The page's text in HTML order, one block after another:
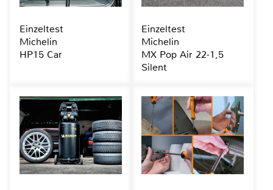
Einzeltest
Michelin
HP15 Car
Einzeltest
Michelin
MX Pop Air 22-1,5
Silent